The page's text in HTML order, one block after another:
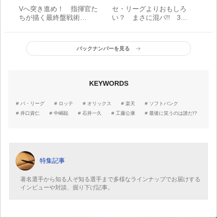
Vへ突き進め！ 指揮官た
ちが描く最終盤戦術
セ・リーグよりおもしろ
い？ まさに混パ!! 3本
ース
バックナンバーを見る
KEYWORDS
パ・リーグ ロッテ オリックス 楽天
ソフトバンク
井口資仁
中嶋聡 石井一久 工藤公康 最後に笑うのは誰だ!?
特集記事
著名選手から知る人ぞ知る選手まで多様なラインナップでお届けする
インビューや対談、掘り下げ記事。